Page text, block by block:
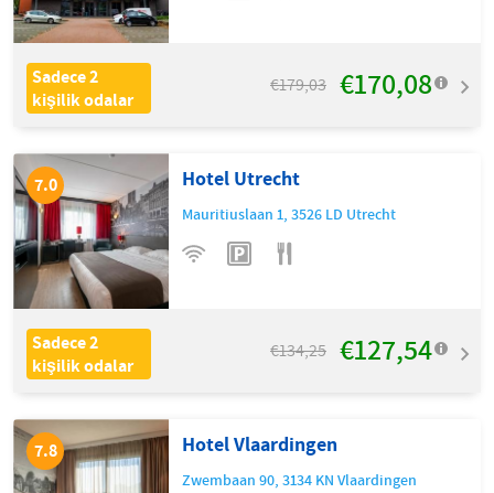
7.8 Hotel Vlaardingen
Zwembaan 90,3134 KN Vlaardingen
7.0 Hotel Utrecht
Mauritiuslaan 1,3526 LD Utrecht
Sadece 2
kişilik odalar
€134,25 €127,54
Sadece 2
kişilik odalar
€179,03 €170,08